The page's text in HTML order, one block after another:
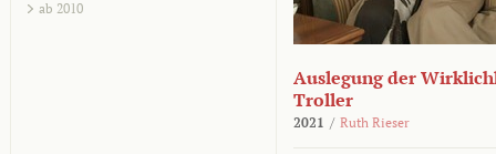
ab 2010
Auslegung der
Troller
2021 / Ruth Rieser